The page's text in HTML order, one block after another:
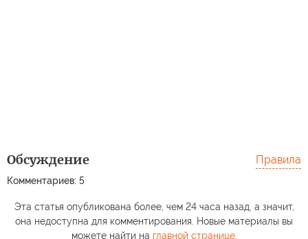
Обсуждение
Комментариев: 5
Правила
Эта статья опубликована более, чем 24 часа назад, а значит,
она недоступна для комментирования. Новые материалы вы
можете найти на главной странице.